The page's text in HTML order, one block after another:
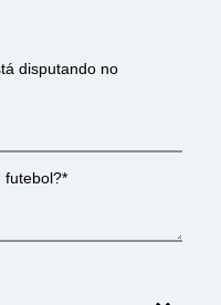
disputando no
futebol?*